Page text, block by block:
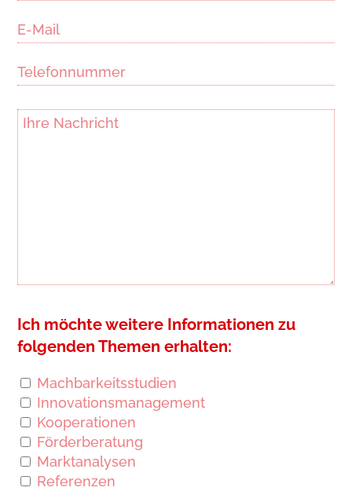
Ich möchte weitere Informationen zu
folgenden Themen erhalten:
Machbarkeitsstudien
Innovationsmanagement
Kooperationen
Förderberatung
Marktanalysen
Referenzen